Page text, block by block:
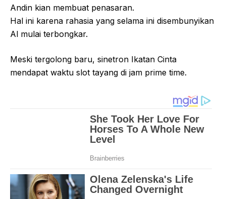
Andin kian membuat penasaran.
Hal ini karena rahasia yang selama ini disembunyikan
Al mulai terbongkar.
Meski tergolong baru, sinetron Ikatan Cinta
mendapat waktu slot tayang di jam prime time.